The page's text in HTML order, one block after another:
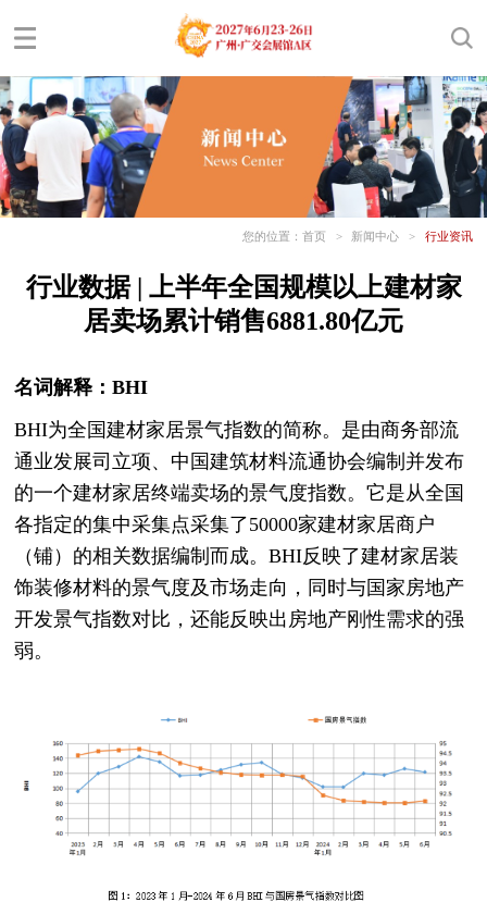
您的位置： 首页 > 新闻中心 > 行业资讯
行业数据 | 上半年全国规模以上建材家
居卖场累计销售6881.80亿元
名词解释：BHI
BHI为全国建材家居景气指数的简称。是由商务部流
通业发展司立项、中国建筑材料流通协会编制并发布
的一个建材家居终端卖场的景气度指数。它是从全国
各指定的集中采集点采集了50000家建材家居商户
（铺）的相关数据编制而成。BHI反映了建材家居装
饰装修材料的景气度及市场走向，同时与国家房地产
开发景气指数对比，还能反映出房地产刚性需求的强
弱。